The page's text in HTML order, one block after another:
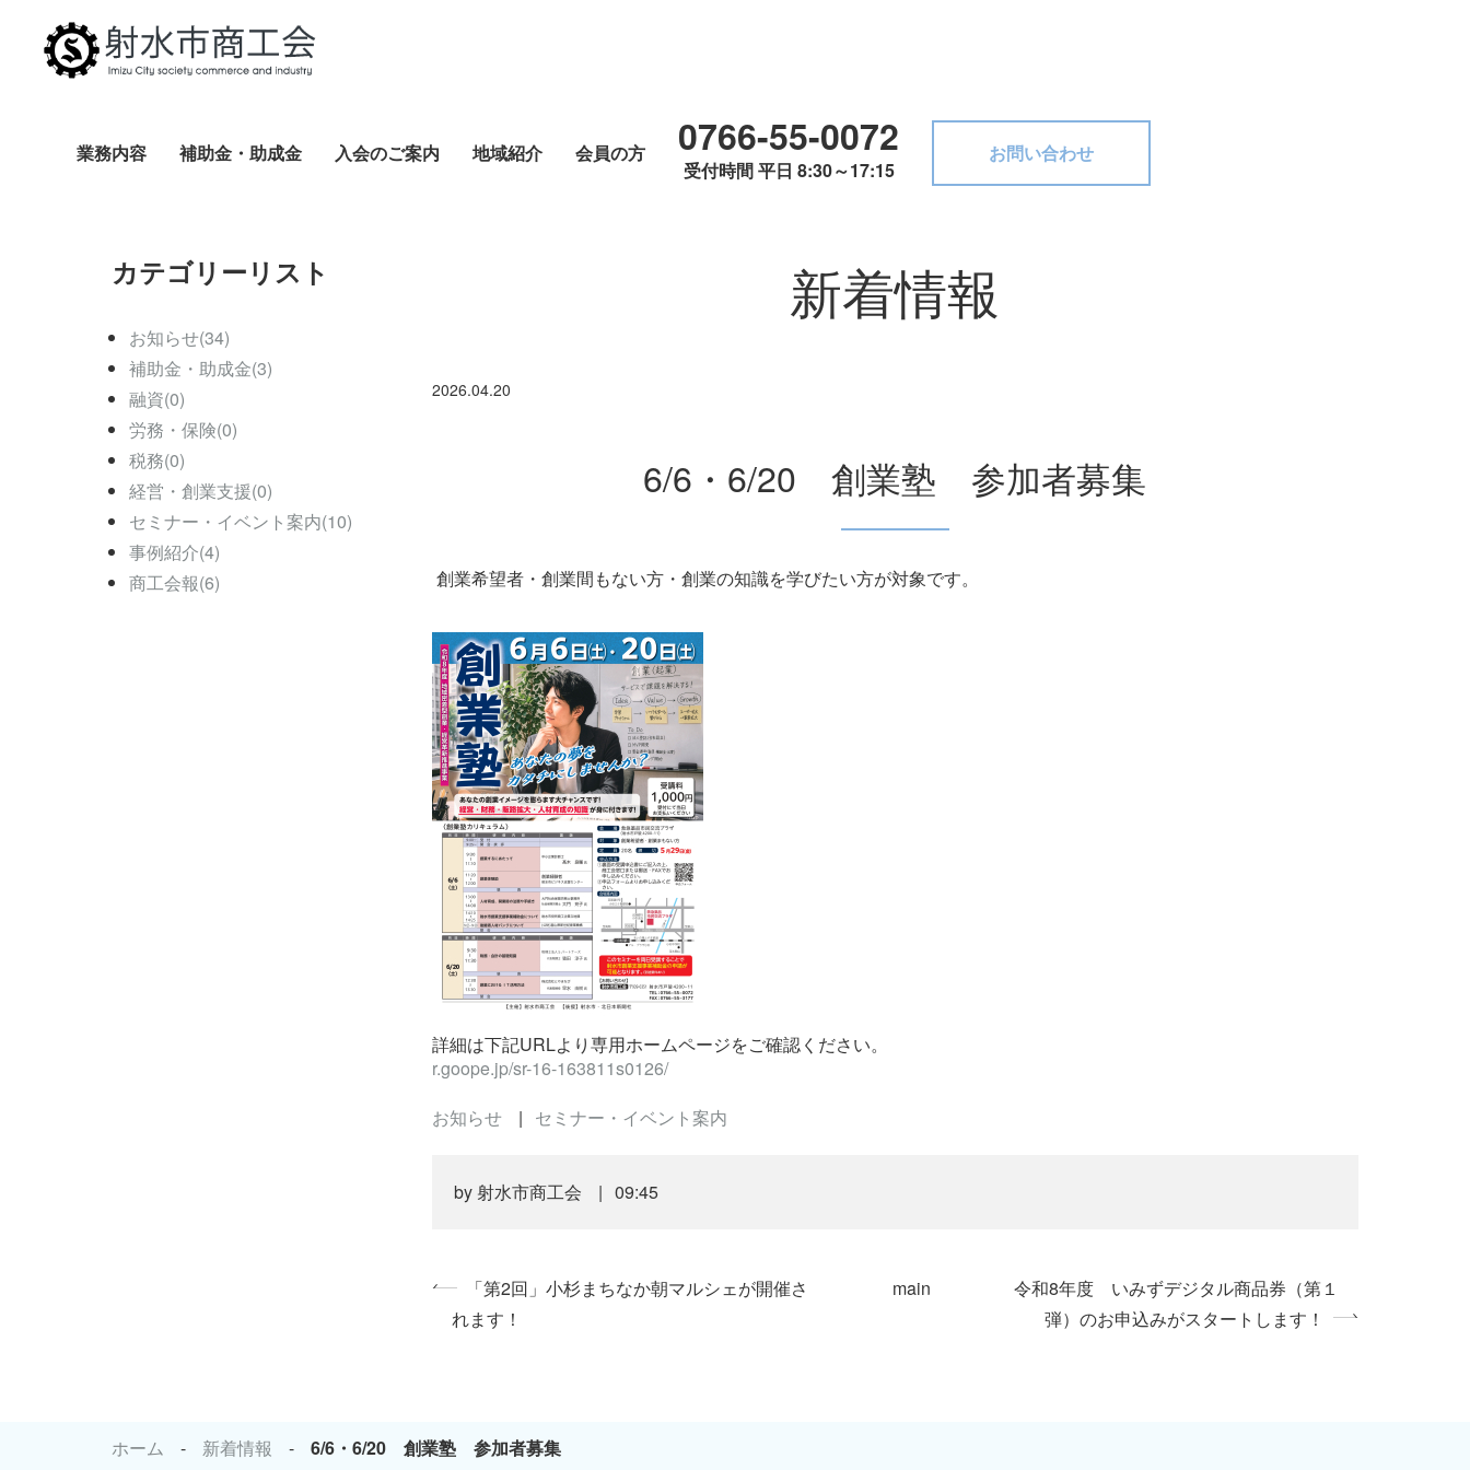
業務内容 補助金・助成金 入会のご案内 地域紹介 会員の方 0766-55-0072
受付時間 平日 8:30～17:15
お問い合わせ
新着情報
2026.04.20
6/6・6/20 創業塾 参加者募集
創業希望者・創業間もない方・創業の知識を学びたい方が対象です。
詳細は下記URLより専用ホームページをご確認ください。
r.goope.jp/sr-16-163811s0126/
お知らせ
セミナー・イベント案内
by 射水市商工会 09:45
«
「第2回」小杉まちなか朝マルシェが開催さ
れます！
main
令和8年度 いみずデジタル商品券（第１
弾）のお申込みがスタートします！
»
カテゴリーリスト
お知らせ(34)
補助金・助成金(3)
融資(0)
労務・保険(0)
税務(0)
経営・創業支援(0)
セミナー・イベント案内(10)
事例紹介(4)
商工会報(6)
ホーム 新着情報 6/6・6/20 創業塾 参加者募集